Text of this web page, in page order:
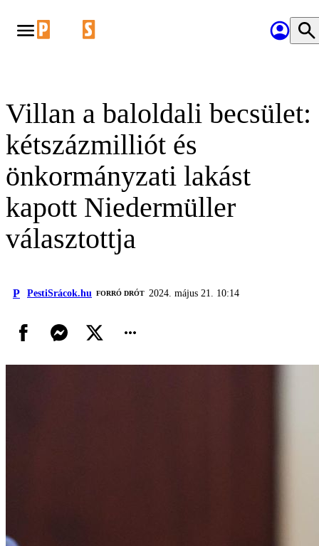
Villan a baloldali becsület:
kétszázmilliót és
önkormányzati lakást
kapott Niedermüller
választottja
P PestiSrácok.hu FORRÓ DRÓT 2024. május 21. 10:14